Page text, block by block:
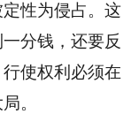
性为侵占。这
分钱，还要反
使权利必须在
。